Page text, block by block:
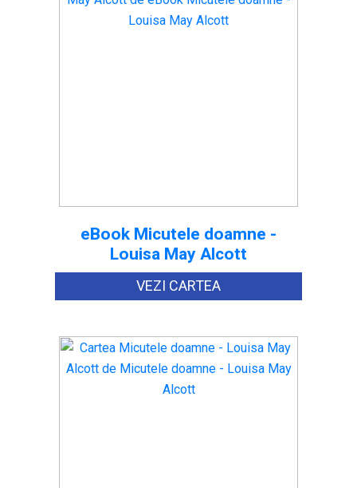
eBook Micutele doamne -
Louisa May Alcott
VEZI CARTEA